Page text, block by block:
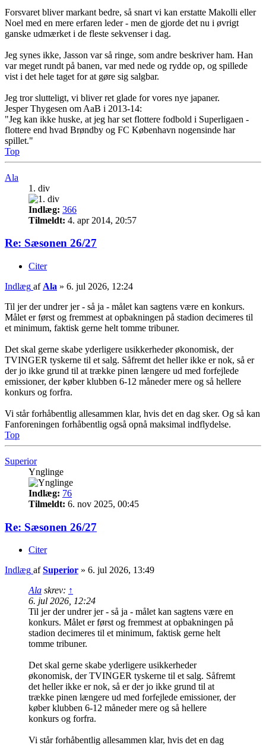
Forsvaret bliver markant bedre, så snart vi kan erstatte Makolli eller
Noel med en mere erfaren leder - men de gjorde det nu i øvrigt
ganske udmærket i de fleste sekvenser i dag.
Jeg synes ikke, Jasson var så ringe, som andre beskriver ham. Han
var meget rundt på banen, var med nede og rydde op, og spillede
vist i det hele taget for at gøre sig salgbar.
Jeg tror slutteligt, vi bliver ret glade for vores nye japaner.
Jesper Thygesen om AaB i 2013-14:
"Jeg kan ikke huske, at jeg har set flottere fodbold i Superligaen -
flottere end hvad Brøndby og FC København nogensinde har
spillet."
Top
Ala
1. div
Indlæg: 366
Tilmeldt: 4. apr 2014, 20:57
Re: Sæsonen 26/27
Citer
Indlæg af Ala » 6. jul 2026, 12:24
Til jer der undrer jer - så ja - målet kan sagtens være en konkurs.
Målet er først og fremmest at opbakningen på stadion decimeres til
et minimum, faktisk gerne helt tomme tribuner.
Det skal gerne skabe yderligere usikkerheder økonomisk, der
TVINGER tyskerne til et salg. Såfremt det heller ikke er nok, så er
der jo ikke grund til at trække pinen længere ud med forfejlede
emissioner, der køber klubben 6-12 måneder mere og så hellere
konkurs og forfra.
Vi står forhåbentlig allesammen klar, hvis det en dag sker. Og så kan
Fanforeningen forhåbentlig også opnå maksimal indflydelse.
Top
Superior
Ynglinge
Indlæg: 76
Tilmeldt: 6. nov 2025, 00:45
Re: Sæsonen 26/27
Citer
Indlæg afSuperior » 6. jul 2026, 13:49
Ala skrev: ↑
6. jul 2026, 12:24
Til jer der undrer jer - så ja - målet kan sagtens være en
konkurs. Målet er først og fremmest at opbakningen på
stadion decimeres til et minimum, faktisk gerne helt
tomme tribuner.
Det skal gerne skabe yderligere usikkerheder
økonomisk, der TVINGER tyskerne til et salg. Såfremt
det heller ikke er nok, så er der jo ikke grund til at
trække pinen længere ud med forfejlede emissioner, der
køber klubben 6-12 måneder mere og så hellere
konkurs og forfra.
Vi står forhåbentlig allesammen klar, hvis det en dag